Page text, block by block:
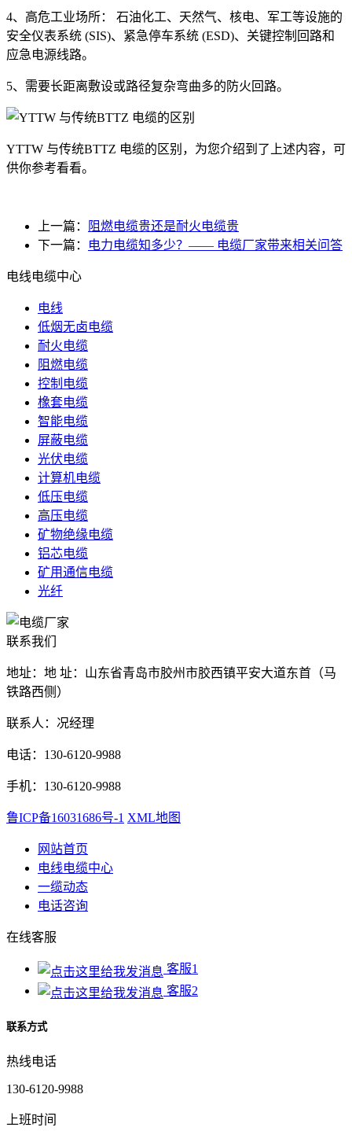
4、高危工业场所： 石油化工、天然气、核电、军工等设施的
安全仪表系统 (SIS)、紧急停车系统 (ESD)、关键控制回路和
应急电源线路。
5、需要长距离敷设或路径复杂弯曲多的防火回路。
YTTW 与传统BTTZ 电缆的区别，为您介绍到了上述内容，可
供你参考看看。
上一篇：
阻燃电缆贵还是耐火电缆贵
下一篇：
电力电缆知多少？—— 电缆厂家带来相关问答
电线电缆中心
电线
低烟无卤电缆
耐火电缆
阻燃电缆
控制电缆
橡套电缆
智能电缆
屏蔽电缆
光伏电缆
计算机电缆
低压电缆
高压电缆
矿物绝缘电缆
铝芯电缆
矿用通信电缆
光纤
联系我们
地址：地 址：山东省青岛市胶州市胶西镇平安大道东首（马
铁路西侧）
联系人：况经理
电话：130-6120-9988
手机：130-6120-9988
鲁ICP备16031686号-1 XML地图
网站首页
电线电缆中心
一缆动态
电话咨询
在线客服
客服1
客服2
联系方式
热线电话
130-6120-9988
上班时间